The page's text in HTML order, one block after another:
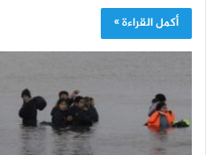
أكمل القراءة »